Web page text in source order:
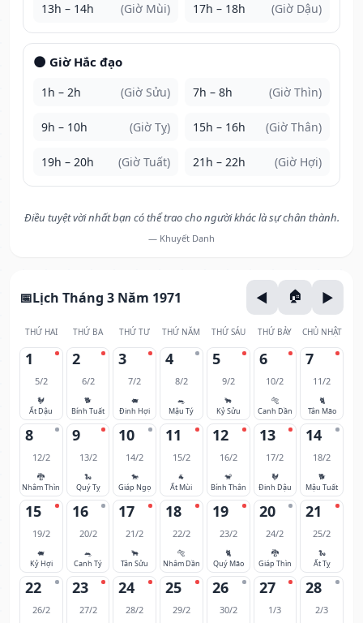
13h – 14h (Giờ Mùi) 17h – 18h (Giờ Dậu)
🌑 Giờ Hắc đạo
1h – 2h (Giờ Sửu) 7h – 8h (Giờ Thìn)
9h – 10h (Giờ Tỵ) 15h – 16h (Giờ Thân)
19h – 20h (Giờ Tuất) 21h – 22h (Giờ Hợi)
Điều tuyệt vời nhất bạn có thể trao cho người khác là sự chân thành.
— Khuyết Danh
Lịch Tháng 3 Năm 1971
THỨ HAI THỨ BA THỨ TƯ THỨ NĂM THỨ SÁU THỨ BẢY CHỦ NHẬT
1
5/2
🐓
Ất Dậu
2
6/2
🐕
Bính Tuất
3
7/2
🐖
Đinh Hợi
4
8/2
🐀
Mậu Tý
5
9/2
🐂
Kỷ Sửu
6
10/2
🐅
Canh Dần
7
11/2
🐈
Tân Mão
8
12/2
🐉
Nhâm Thìn
9
13/2
🐍
Quý Tỵ
10
14/2
🐎
Giáp Ngọ
11
15/2
🐐
Ất Mùi
12
16/2
🐒
Bính Thân
13
17/2
🐓
Đinh Dậu
14
18/2
🐕
Mậu Tuất
15
19/2
🐖
Kỷ Hợi
16
20/2
🐀
Canh Tý
17
21/2
🐂
Tân Sửu
18
22/2
🐅
Nhâm Dần
19
23/2
🐈
Quý Mão
20
24/2
🐉
Giáp Thìn
21
25/2
🐍
Ất Tỵ
22
26/2
23
27/2
24
28/2
25
29/2
26
30/2
27
1/3
28
2/3